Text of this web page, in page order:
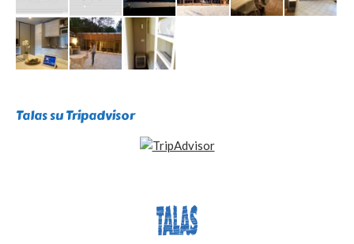
Talas su Tripadvisor